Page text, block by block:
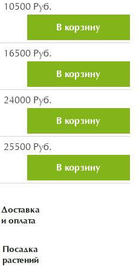
10500 Руб.
В корзину
16500 Руб.
В корзину
24000 Руб.
В корзину
25500 Руб.
В корзину
Доставка
и оплата
Посадка
растений